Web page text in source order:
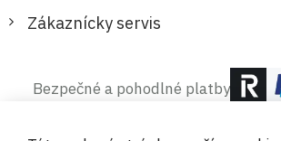
Zákaznícky servis
Bezpečné a pohodlné platby